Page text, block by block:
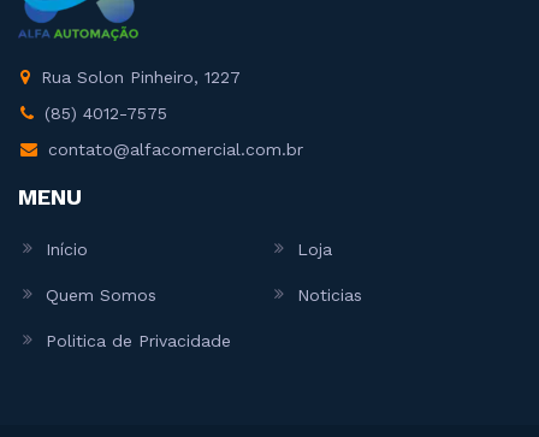
Rua Solon Pinheiro, 1227
(85) 4012-7575
contato@alfacomercial.com.br
MENU
Início Loja
Quem Somos Noticias
Politica de Privacidade